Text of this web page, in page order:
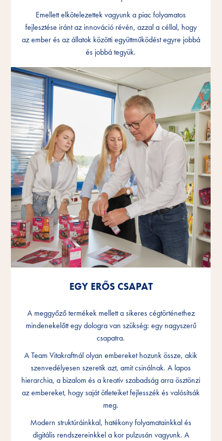
Emellett elkötelezettek vagyunk a piac folyamatos
fejlesztése iránt az innováció révén, azzal a céllal, hogy
az ember és az állatok közötti együttműködést egyre jobbá
és jobbá tegyük.
Emellett elkötelezettek vagyunk a piac folyamatos
fejlesztése iránt az innováció révén, azzal a céllal, hogy
az ember és az állatok közötti együttműködést egyre jobbá
és jobbá tegyük.
Emellett elkötelezettek vagyunk a piac folyamatos
fejlesztése iránt az innováció révén, azzal a céllal, hogy
az ember és az állatok közötti együttműködést egyre jobbá
és jobbá tegyük.
EGY ERŐS CSAPAT
A meggyőző termékek mellett a sikeres cégtörténethez
mindenekelőtt egy dologra van szükség: egy nagyszerű
csapatra.
A Team Vitakraftnál olyan embereket hozunk össze, akik
szenvedélyesen szeretik azt, amit csinálnak. A lapos
hierarchia, a bizalom és a kreatív szabadság arra ösztönzi
az embereket, hogy saját ötleteiket fejlesszék és valósítsák
meg.
Modern struktúráinkkal, hatékony folyamatainkkal és
digitális rendszereinkkel a kor pulzusán vagyunk. A
EGY ERŐS CSAPAT
A meggyőző termékek mellett a sikeres cégtörténethez
mindenekelőtt egy dologra van szükség: egy nagyszerű
csapatra.
A Team Vitakraftnál olyan embereket hozunk össze, akik
szenvedélyesen szeretik azt, amit csinálnak. A lapos
hierarchia, a bizalom és a kreatív szabadság arra ösztönzi
az embereket, hogy saját ötleteiket fejlesszék és valósítsák
meg.
Modern struktúráinkkal, hatékony folyamatainkkal és
digitális rendszereinkkel a kor pulzusán vagyunk. A
EGY ERŐS CSAPAT
A meggyőző termékek mellett a sikeres cégtörténethez
mindenekelőtt egy dologra van szükség: egy nagyszerű
csapatra.
A Team Vitakraftnál olyan embereket hozunk össze, akik
szenvedélyesen szeretik azt, amit csinálnak. A lapos
hierarchia, a bizalom és a kreatív szabadság arra ösztönzi
az embereket, hogy saját ötleteiket fejlesszék és valósítsák
meg.
Modern struktúráinkkal, hatékony folyamatainkkal és
digitális rendszereinkkel a kor pulzusán vagyunk. A